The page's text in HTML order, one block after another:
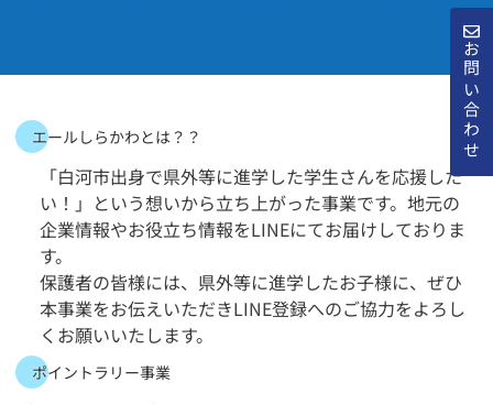
お問い合わせ
エールしらかわとは？？
「白河市出身で県外等に進学した学生さんを応援した
い！」という想いから立ち上がった事業です。 地元の
企業情報やお役立ち情報をLINEにてお届けしておりま
す。
保護者の皆様には、県外等に進学したお子様に、ぜひ
本事業をお伝えいただきLINE登録へのご協力をよろし
くお願いいたします。
ポイントラリー事業